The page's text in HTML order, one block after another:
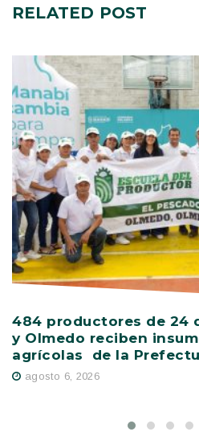
RELATED POST
484 productores de 24
y Olmedo reciben
agrícolas de la
agosto 6, 2026